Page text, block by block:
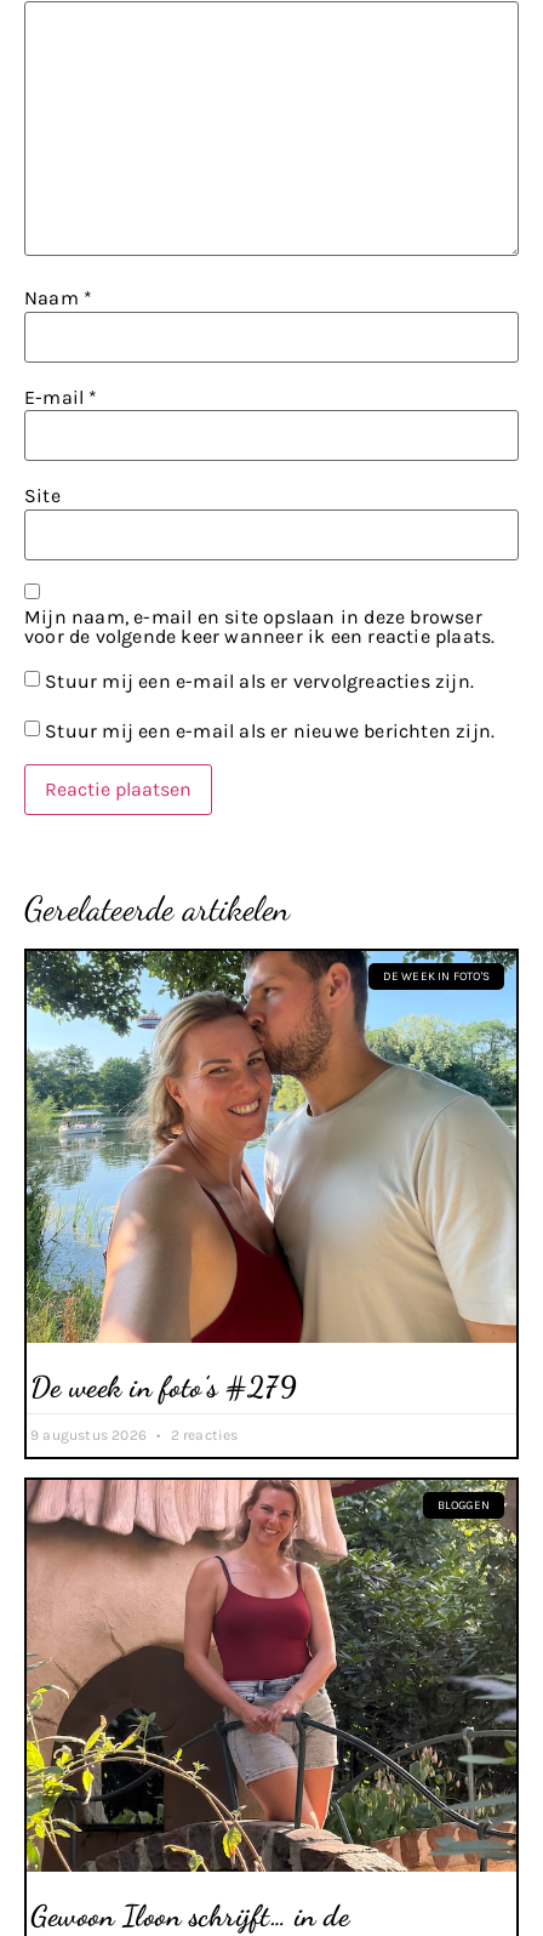
Naam *
E-mail *
Site
Mijn naam, e-mail en site opslaan in deze browser
voor de volgende keer wanneer ik een reactie plaats.
Stuur mij een e-mail als er vervolgreacties zijn.
Stuur mij een e-mail als er nieuwe berichten zijn.
Gerelateerde artikelen
DE WEEK IN FOTO'S
De week in foto’s #279
9 augustus 2026 2 reacties
BLOGGEN
Gewoon Iloon schrijft… in de